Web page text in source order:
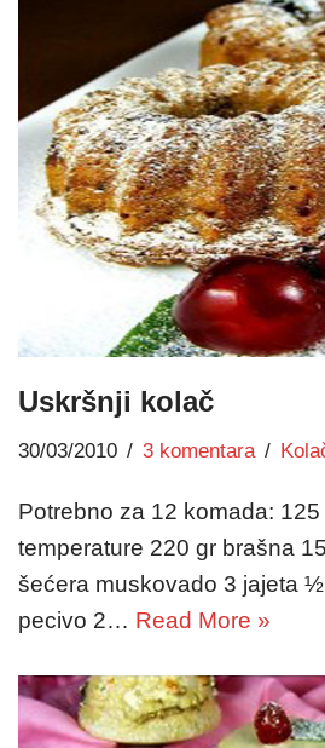
Uskršnji kolač
30/03/2010 3 komentara
Potrebno za 12 komada:
temperature 220 gr brašna
šećera muskovado 3 jajeta
pecivo 2… Read More »